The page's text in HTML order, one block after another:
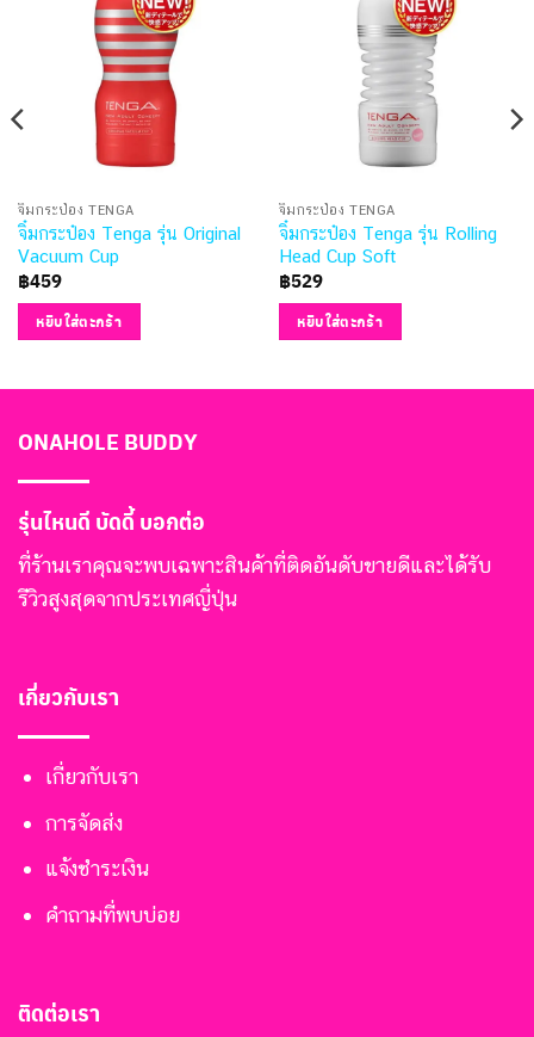
จิ๋มกระป๋อง TENGA
จิ๋มกระป๋อง Tenga รุ่น Original
Vacuum Cup
฿459
หยิบใส่ตะกร้า
จิ๋มกระป๋อง TENGA
จิ๋มกระป๋อง Tenga รุ่น Rolling
Head Cup Soft
฿529
หยิบใส่ตะกร้า
ONAHOLE BUDDY
รุ่นไหนดี บัดดี้ บอกต่อ
ที่ร้านเราคุณจะพบเฉพาะสินค้าที่ติดอันดับขายดีและได้รับ
รีวิวสูงสุดจากประเทศญี่ปุ่น
เกี่ยวกับเรา
เกี่ยวกับเรา
การจัดส่ง
แจ้งชำระเงิน
คำถามที่พบบ่อย
ติดต่อเรา